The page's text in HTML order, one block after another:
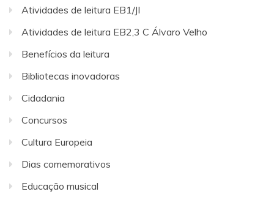
Atividades de leitura EB1/JI
Atividades de leitura EB2,3 C Álvaro Velho
Benefícios da leitura
Bibliotecas inovadoras
Cidadania
Concursos
Cultura Europeia
Dias comemorativos
Educação musical